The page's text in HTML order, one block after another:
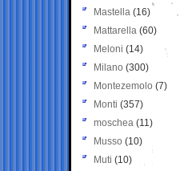
Mastella (16)
Mattarella (60)
Meloni (14)
Milano (300)
Montezemolo (7)
Monti (357)
moschea (11)
Musso (10)
Muti (10)